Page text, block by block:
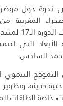
ندوة حول
المغربية
والنمو”،
التي
السادس.
التنموي
حديثة،
خاصة الطاقات